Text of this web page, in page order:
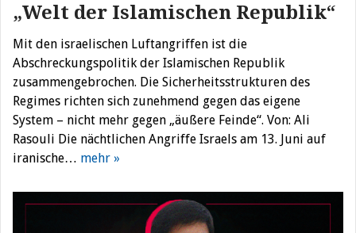
„Welt der Islamischen Republik“
Mit den israelischen Luftangriffen ist die
Abschreckungspolitik der Islamischen Republik
zusammengebrochen. Die Sicherheitsstrukturen des
Regimes richten sich zunehmend gegen das eigene
System – nicht mehr gegen „äußere Feinde“. Von: Ali
Rasouli Die nächtlichen Angriffe Israels am 13. Juni auf
iranische… mehr »